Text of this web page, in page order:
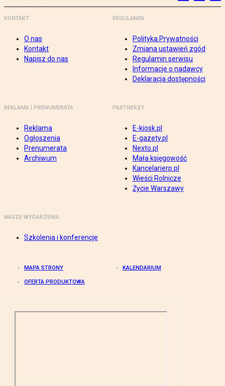
KONTAKT
O nas
Kontakt
Napisz do nas
REGULAMIN
Polityka Prywatności
Zmiana ustawień zgód
Regulamin serwisu
Informacje o nadawcy
Deklaracja dostępności
REKLAMA I PRENUMERATA
Reklama
Ogłoszenia
Prenumerata
Archiwum
PARTNERZY
E-kiosk.pl
E-gazety.pl
Nexto.pl
Mała księgowość
Kancelarierp.pl
Wieści Rolnicze
Życie Warszawy
NASZE WYDARZENIA
Szkolenia i konferencje
MAPA STRONY KALENDARIUM
OFERTA PRODUKTOWA